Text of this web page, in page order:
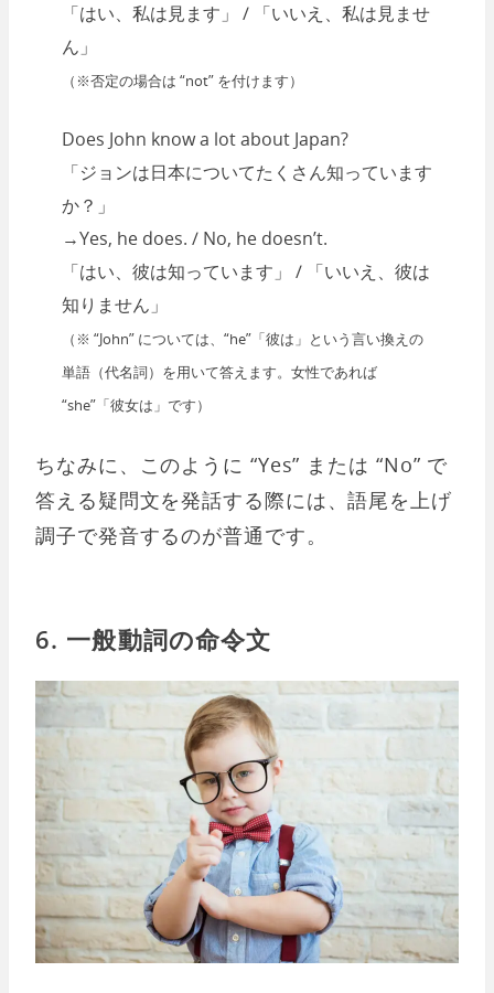
「はい、私は見ます」 / 「いいえ、私は見ませ
ん」
（※否定の場合は “not” を付けます）
Does John know a lot about Japan?
「ジョンは日本についてたくさん知っています
か？」
→Yes, he does. / No, he doesn’t.
「はい、彼は知っています」 / 「いいえ、彼は
知りません」
（※ “John” については、“he”「彼は」という言い換えの
単語（代名詞）を用いて答えます。女性であれば
“she”「彼女は」です）
ちなみに、このように “Yes” または “No” で
答える疑問文を発話する際には、語尾を上げ
調子で発音するのが普通です。
6. 一般動詞の命令文